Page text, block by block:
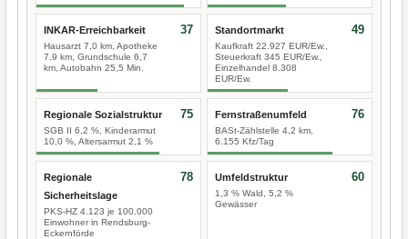
INKAR-Erreichbarkeit
Hausarzt 7,0 km, Apotheke
7,9 km, Grundschule 6,7
km, Autobahn 25,5 Min.
37 Standortmarkt
Kaufkraft 22.927 EUR/Ew.,
Steuerkraft 345 EUR/Ew.,
Einzelhandel 8.308
EUR/Ew.
49
Regionale Sozialstruktur
SGB II 6,2 %, Kinderarmut
10,0 %, Altersarmut 2,1 %
75 Fernstraßenumfeld
BASt-Zählstelle 4,2 km,
6.155 Kfz/Tag
76
Regionale
Sicherheitslage
PKS-HZ 4.123 je 100.000
Einwohner in Rendsburg-
Eckernförde
78 Umfeldstruktur
1,3 % Wald, 5,2 %
Gewässer
60